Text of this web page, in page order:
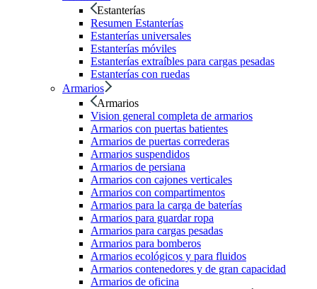
Estanterías
Resumen Estanterías
Estanterías universales
Estanterías móviles
Estanterías extraíbles para cargas pesadas
Estanterías con ruedas
Armarios
Armarios
Vision general completa de armarios
Armarios con puertas batientes
Armarios de puertas correderas
Armarios suspendidos
Armarios de persiana
Armarios con cajones verticales
Armarios con compartimentos
Armarios para la carga de baterías
Armarios para guardar ropa
Armarios para cargas pesadas
Armarios para bomberos
Armarios ecológicos y para fluidos
Armarios contenedores y de gran capacidad
Armarios de oficina